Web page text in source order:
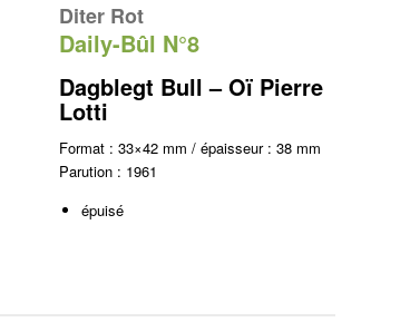
Diter Rot
Daily-Bûl N°8
Dagblegt Bull – Oï Pierre
Lotti
Format : 33×42 mm / épaisseur : 38 mm
Parution : 1961
épuisé